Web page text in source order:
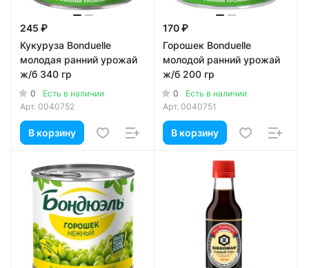
245 ₽
Кукуруза Bonduelle
молодая ранний урожай
ж/б 340 гр
0
Есть в наличии
Арт. 0040752
В корзину
170 ₽
Горошек Bonduelle
молодой ранний урожай
ж/б 200 гр
0
Есть в наличии
Арт. 0040751
В корзину